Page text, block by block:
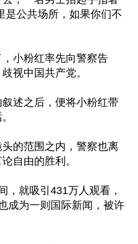
是公共场所，如果你们不
小粉红率先向警察告
视中国共产党。
述之后，便将小粉红带
的范围之内，警察也离
自由的胜利。
，就吸引431万人观看，
成为一则国际新闻，被许